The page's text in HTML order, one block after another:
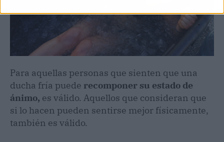
Para aquellas personas que sienten que una
ducha fría puede recomponer su estado de
ánimo, es válido. Aquellos que consideran que
si lo hacen pueden sentirse mejor físicamente,
también es válido.